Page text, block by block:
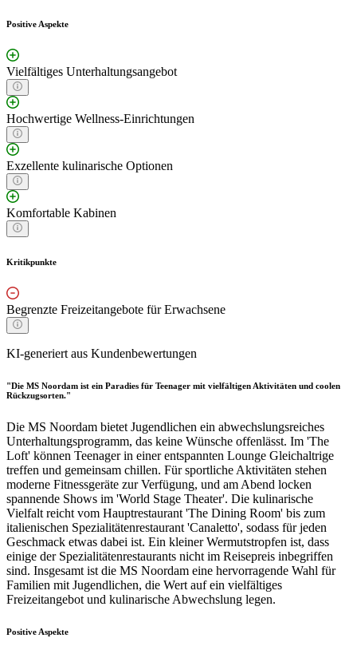
Positive Aspekte
Vielfältiges Unterhaltungsangebot
Hochwertige Wellness-Einrichtungen
Exzellente kulinarische Optionen
Komfortable Kabinen
Kritikpunkte
Begrenzte Freizeitangebote für Erwachsene
KI-generiert aus Kundenbewertungen
"Die MS Noordam ist ein Paradies für Teenager mit vielfältigen Aktivitäten und coolen
Rückzugsorten."
Die MS Noordam bietet Jugendlichen ein abwechslungsreiches
Unterhaltungsprogramm, das keine Wünsche offenlässt. Im 'The
Loft' können Teenager in einer entspannten Lounge Gleichaltrige
treffen und gemeinsam chillen. Für sportliche Aktivitäten stehen
moderne Fitnessgeräte zur Verfügung, und am Abend locken
spannende Shows im 'World Stage Theater'. Die kulinarische
Vielfalt reicht vom Hauptrestaurant 'The Dining Room' bis zum
italienischen Spezialitätenrestaurant 'Canaletto', sodass für jeden
Geschmack etwas dabei ist. Ein kleiner Wermutstropfen ist, dass
einige der Spezialitätenrestaurants nicht im Reisepreis inbegriffen
sind. Insgesamt ist die MS Noordam eine hervorragende Wahl für
Familien mit Jugendlichen, die Wert auf ein vielfältiges
Freizeitangebot und kulinarische Abwechslung legen.
Positive Aspekte